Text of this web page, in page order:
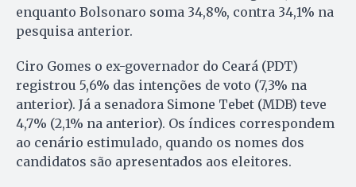
enquanto Bolsonaro soma 34,8%, contra 34,1% na
pesquisa anterior.
Ciro Gomes o ex-governador do Ceará (PDT)
registrou 5,6% das intenções de voto (7,3% na
anterior). Já a senadora Simone Tebet (MDB) teve
4,7% (2,1% na anterior). Os índices correspondem
ao cenário estimulado, quando os nomes dos
candidatos são apresentados aos eleitores.